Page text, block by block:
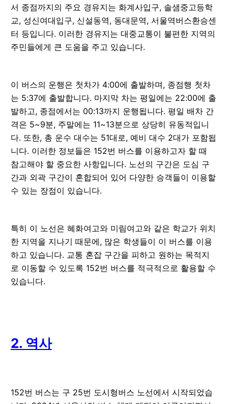
서 종점까지의 주요 경유지는 화계사입구, 솔샘중고등학
교, 성신여대입구, 신설동역, 동대문역, 서울역버스환승센
터 등입니다. 이러한 경유지는 대중교통이 불편한 지역의
주민들에게 큰 도움을 주고 있습니다.
이 버스의 운행은 첫차가 4:00에 출발하며, 종점행 첫차
는 5:37에 출발합니다. 마지막 차는 평일에는 22:00에 출
발하고, 종점에서는 00:13까지 운행됩니다. 평일 배차 간
격은 5~9분, 주말에는 11~13분으로 상당히 유동적입니
다. 또한, 총 운수 대수는 51대로, 예비 대수 2대가 포함됩
니다. 이러한 정보들은 152번 버스를 이용하고자 할 때
참고해야 할 중요한 사항입니다. 노선의 구간은 도심 구
간과 외곽 구간이 혼합되어 있어 다양한 승객들이 이용할
수 있는 장점이 있습니다.
특히 이 노선은 혜화여고와 미림여고와 같은 학교가 위치
한 지역을 지나기 때문에, 많은 학생들이 이 버스를 이용
하고 있습니다. 교통 혼잡 구간을 피하고 원하는 목적지
로 이동할 수 있도록 152번 버스를 적극적으로 활용할 수
있습니다.
2. 역사
152번 버스는 구 25번 도시형버스 노선에서 시작되었습